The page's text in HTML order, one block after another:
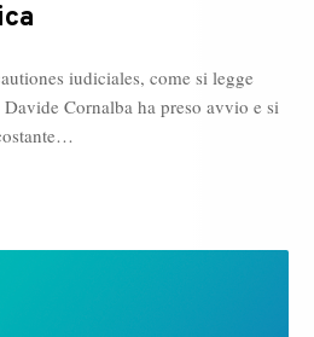
iudiciales, come si legge
Cornalba ha preso avvio e si